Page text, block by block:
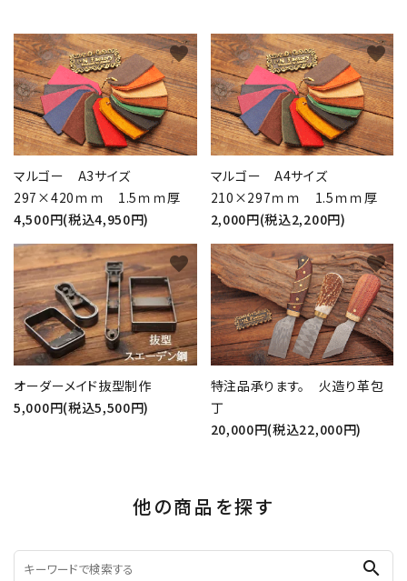
マルゴー A3サイズ
297×420ｍｍ 1.5ｍｍ厚
4,500円(税込4,950円)
favorite
マルゴー A4サイズ
210×297ｍｍ 1.5ｍｍ厚
2,000円(税込2,200円)
favorite
オーダーメイド抜型制作
5,000円(税込5,500円)
favorite
特注品承ります。 火造り革包
丁
20,000円(税込22,000円)
favorite
他の商品を探す
search